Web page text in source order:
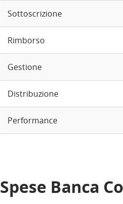
Sottoscrizione
Rimborso
Gestione
Distribuzione
Performance
Spese Banca